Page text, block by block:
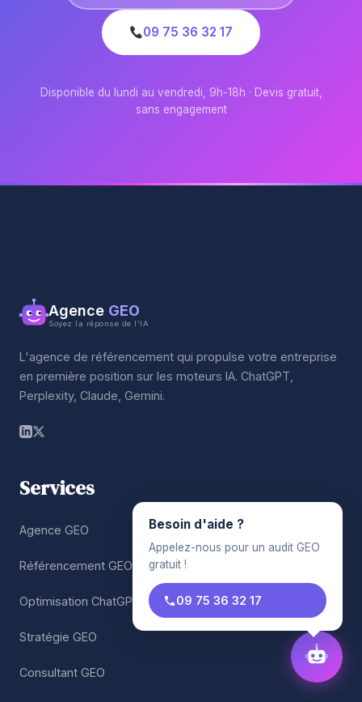
09 75 36 32 17
Disponible du lundi au vendredi, 9h-18h · Devis gratuit,
sans engagement
Agence GEO
Soyez la réponse de l'IA
L'agence de référencement qui propulse votre entreprise
en première position sur les moteurs IA. ChatGPT,
Perplexity, Claude, Gemini.
Services
Agence GEO
Référencement GEO
Optimisation ChatGPT
Stratégie GEO
Consultant GEO
Besoin d'aide ?
Appelez-nous pour un audit GEO
gratuit !
09 75 36 32 17